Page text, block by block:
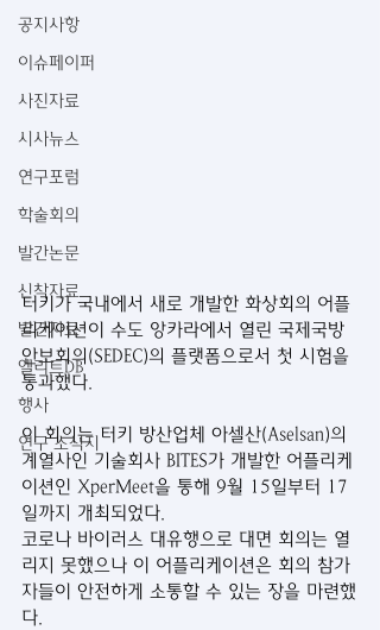
공지사항
이슈페이퍼
사진자료
시사뉴스
연구포럼
학술회의
발간논문
신착자료
발간자료
엘리트DB
행사
연구 소식지
터키가 국내에서 새로 개발한 화상회의 어플
리케이션이 수도 앙카라에서 열린 국제국방
안보회의(SEDEC)의 플랫폼으로서 첫 시험을
통과했다.
이 회의는 터키 방산업체 아셀산(Aselsan)의
계열사인 기술회사 BITES가 개발한 어플리케
이션인 XperMeet을 통해 9월 15일부터 17
일까지 개최되었다.
코로나 바이러스 대유행으로 대면 회의는 열
리지 못했으나 이 어플리케이션은 회의 참가
자들이 안전하게 소통할 수 있는 장을 마련했
다.